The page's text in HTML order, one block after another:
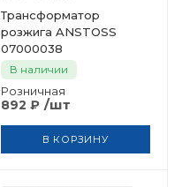
Трансформатор
розжига ANSTOSS
07000038
В наличии
Розничная
892 ₽ /шт
В КОРЗИНУ